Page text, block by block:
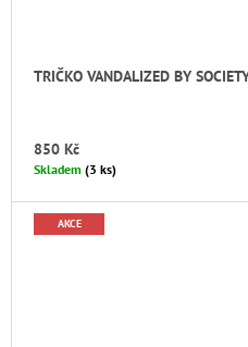
TRIČKO VANDALIZED BY
850 Kč
Skladem (3 ks)
AKCE